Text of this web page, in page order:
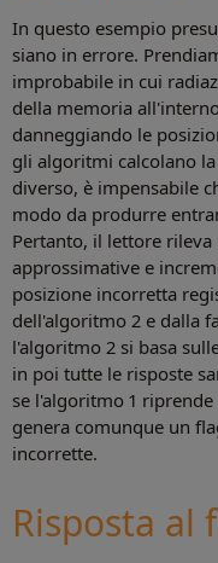
In questo esempio
siano in errore.
improbabile in cui
della memoria
danneggiando le
gli algoritmi calcolano
diverso, è impensabile
modo da produrre
Pertanto, il lettore
approssimative e
posizione incorretta
dell'algoritmo 2 e dalla
l'algoritmo 2 si basa
in poi tutte le risposte
se l'algoritmo 1
genera comunque un
incorrette.
Risposta al